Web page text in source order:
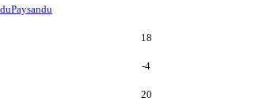
Paysandu
18
-4
20